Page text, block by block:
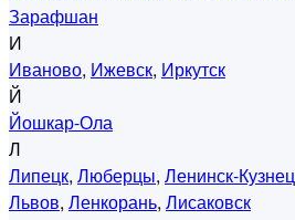
Зарафшан
И
Иваново, Ижевск, Иркутск
Й
Йошкар-Ола
Л
Липецк, Люберцы, Ленинск-
Львов, Ленкорань, Лисаковск